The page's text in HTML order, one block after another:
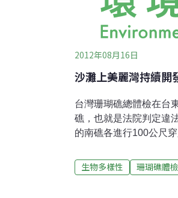
2012年08月16日
沙灘上美麗灣持續開
台灣珊瑚礁總體檢在台
礁，也就是法院判定違
的南礁各進行100公尺
原灣中礁及南礁的活珊
56%。中研院珊瑚生態
生物多樣性 珊瑚礁體檢